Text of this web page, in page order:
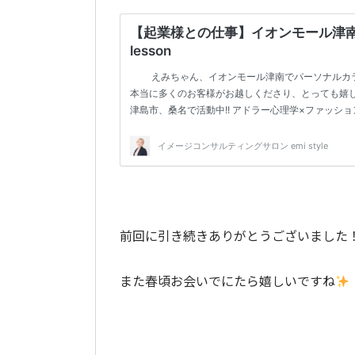
前回に引き続きありがとうございました
また春頃お会いでにたら嬉しいですね